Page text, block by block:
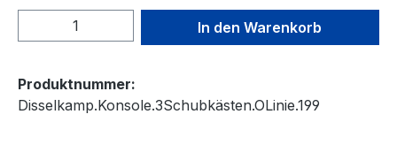
Produkt Anzahl: Gib denIn den Warenkorb
Produktnummer:
Disselkamp.Konsole.3Schubkästen.OLinie.199